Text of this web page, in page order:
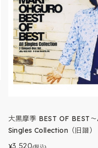
大黒摩季 BEST OF BEST
Singles Collection（旧譜）
¥3,520